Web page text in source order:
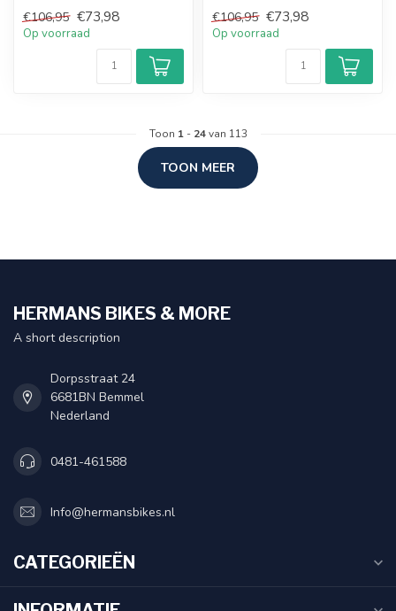
€106,95 €73,98
Op voorraad
€106,95 €73,98
Op voorraad
Toon 1- 24van 113
TOON MEER
HERMANS BIKES & MORE
A short description
Dorpsstraat 24
6681BN Bemmel
Nederland
0481-461588
Info@hermansbikes.nl
CATEGORIEËN